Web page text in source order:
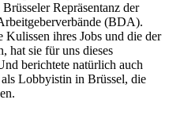
Repräsentanz der
(BDA).
ihres Jobs und die der
hat sie für uns dieses
berichtete natürlich auch
Lobbyistin in Brüssel, die